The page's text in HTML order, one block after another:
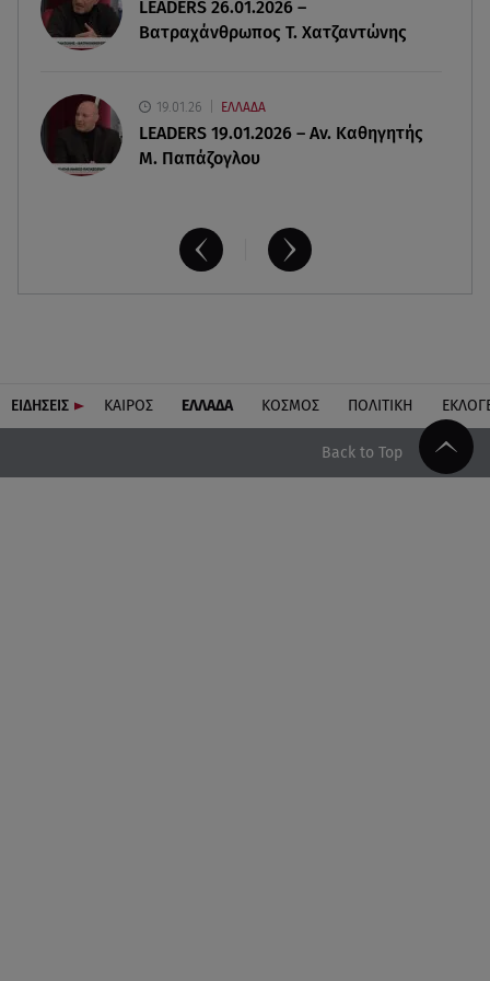
LEADERS 26.01.2026 –
Βατραχάνθρωπος Τ. Χατζαντώνης
19.01.26 ΕΛΛΑΔΑ
LEADERS 19.01.2026 – Αν. Καθηγητής
Μ. Παπάζογλου
ΕΙΔΗΣΕΙΣ ΚΑΙΡΟΣ ΕΛΛΑΔΑ ΚΟΣΜΟΣ ΠΟΛΙΤΙΚΗ
Back to Top